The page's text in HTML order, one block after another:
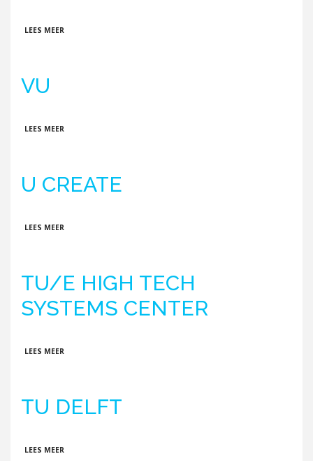
LEES MEER
VU
LEES MEER
U CREATE
LEES MEER
TU/E HIGH TECH
SYSTEMS CENTER
LEES MEER
TU DELFT
LEES MEER